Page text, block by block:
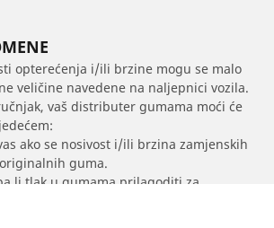
opterećenja i/ili brzine mogu se malo
veličine navedene na naljepnici vozila.
vaš distributer gumama moći će
ako se nosivost i/ili brzina zamjenskih
guma.
li tlak u gumama prilagoditi za